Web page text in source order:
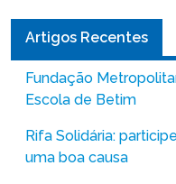
Artigos Recentes
Fundação
Escola de Betim
Rifa Solidária:
uma boa causa